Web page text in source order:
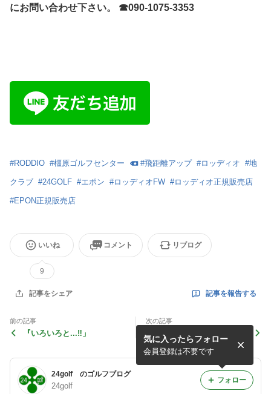
にお問い合わせ下さい。 ☎︎090-1075-3353
#RODDIO #橿原ゴルフセンター #飛距離アップ #ロッディオ #地
クラブ #24GOLF #エポン #ロッディオFW #ロッディオ正規販売店
#EPON正規販売店
いいね
9
コメント リブログ
記事をシェア 記事を報告する
前の記事
『いろいろと...‼︎」
次の記事
『EPON 新商品情報‼︎』
24golf のゴルフブログ
24golf
気に入ったらフォロー
会員登録は不要です
フォロー